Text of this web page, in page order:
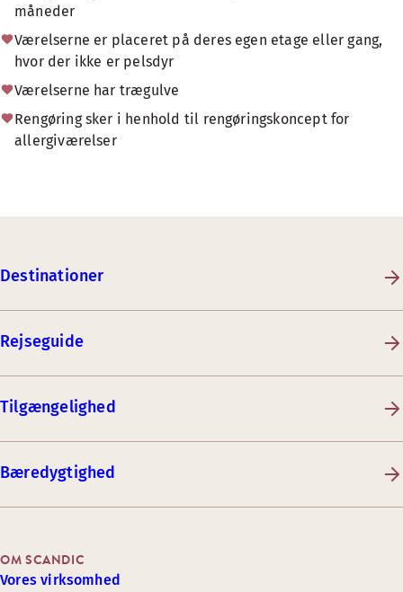
måneder
Værelserne er placeret på deres egen etage eller gang,
hvor der ikke er pelsdyr
Værelserne har trægulve
Rengøring sker i henhold til rengøringskoncept for
allergiværelser
Destinationer
Rejseguide
Tilgængelighed
Bæredygtighed
OM SCANDIC
Vores virksomhed